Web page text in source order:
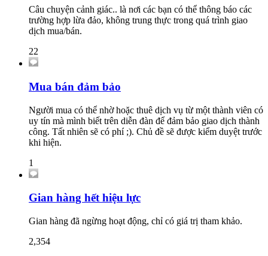
Câu chuyện cảnh giác.. là nơi các bạn có thể thông báo các
trường hợp lừa đảo, không trung thực trong quá trình giao
dịch mua/bán.
22
Mua bán đảm bảo
Người mua có thể nhờ hoặc thuê dịch vụ từ một thành viên có
uy tín mà mình biết trên diễn đàn để đảm bảo giao dịch thành
công. Tất nhiên sẽ có phí ;). Chủ đề sẽ được kiểm duyệt trước
khi hiện.
1
Gian hàng hết hiệu lực
Gian hàng đã ngừng hoạt động, chỉ có giá trị tham khảo.
2,354